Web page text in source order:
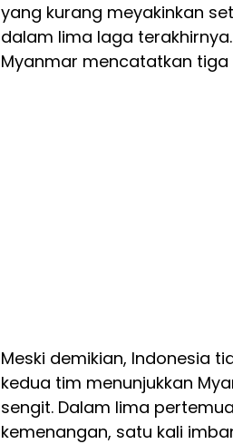
yang kurang meyakinkan
dalam lima laga
Myanmar mencatatkan
Meski demikian, Indonesia
kedua tim menunjukkan
sengit. Dalam lima
kemenangan, satu kali